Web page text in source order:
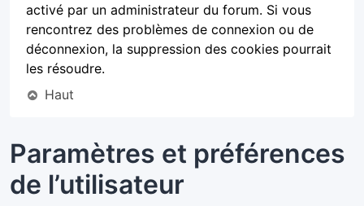
activé par un administrateur du forum. Si vous
rencontrez des problèmes de connexion ou de
déconnexion, la suppression des cookies pourrait
les résoudre.
Haut
Paramètres et préférences
de l’utilisateur